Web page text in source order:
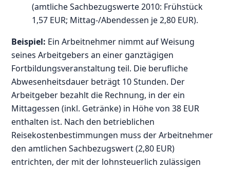
(amtliche Sachbezugswerte 2010: Frühstück
1,57 EUR; Mittag-/Abendessen je 2,80 EUR).
Beispiel: Ein Arbeitnehmer nimmt auf Weisung
seines Arbeitgebers an einer ganztägigen
Fortbildungsveranstaltung teil. Die berufliche
Abwesenheitsdauer beträgt 10 Stunden. Der
Arbeitgeber bezahlt die Rechnung, in der ein
Mittagessen (inkl. Getränke) in Höhe von 38 EUR
enthalten ist. Nach den betrieblichen
Reisekostenbestimmungen muss der Arbeitnehmer
den amtlichen Sachbezugswert (2,80 EUR)
entrichten, der mit der lohnsteuerlich zulässigen